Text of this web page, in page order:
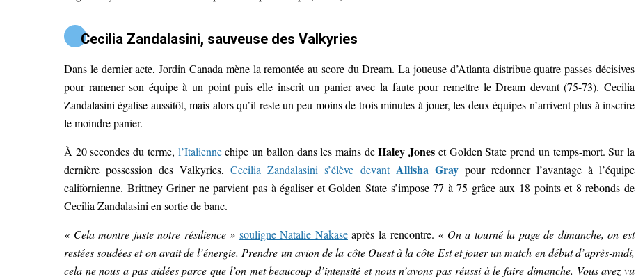
Cecilia Zandalasini, sauveuse des Valkyries
Dans le dernier acte, Jordin Canada mène la remontée au score du Dream. La joueuse d’Atlanta distribue quatre passes décisives
pour ramener son équipe à un point puis elle inscrit un panier avec la faute pour remettre le Dream devant (75-73). Cecilia
Zandalasini égalise aussitôt, mais alors qu’il reste un peu moins de trois minutes à jouer, les deux équipes n’arrivent plus à inscrire
le moindre panier.
À 20 secondes du terme, l’Italiennechipe un ballon dans les mains deHaley Jones et Golden State prend un temps-mort. Sur la
dernière possession des Valkyries,Cecilia Zandalasini s’élève devant Allisha Gray pour redonner l’avantage à l’équipe
californienne. Brittney Griner ne parvient pas à égaliser et Golden State s’impose 77 à 75 grâce aux 18 points et 8 rebonds de
Cecilia Zandalasini en sortie de banc.
« Cela montre juste notre résilience » souligne Natalie Nakaseaprès la rencontre. « On a tourné la page de dimanche, on est
restées soudées et on avait de l’énergie. Prendre un avion de la côte Ouest à la côte Est et jouer un match en début d’après-midi,
cela ne nous a pas aidées parce que l’on met beaucoup d’intensité et nous n’avons pas réussi à le faire dimanche. Vous avez vu